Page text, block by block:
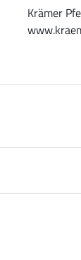
Krämer